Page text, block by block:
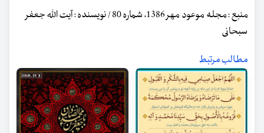
منبع : مجله موعود مهر 1386، شماره 80 / نویسنده : آیت الله جعفر
سبحانی
مطالب مرتبط